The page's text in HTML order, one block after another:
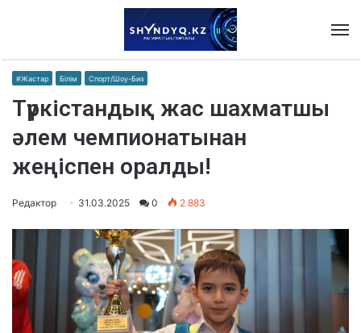
#Жастар Білім Спорт/Шоу-Биз
Түркістандық жас шахматшы
әлем чемпионатынан
жеңіспен оралды!
Редактор 31.03.2025 0 2 883